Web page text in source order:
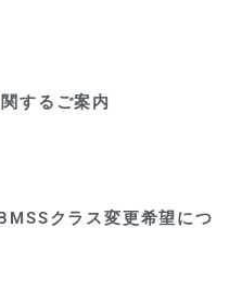
するご案内
クラス変更希望につ